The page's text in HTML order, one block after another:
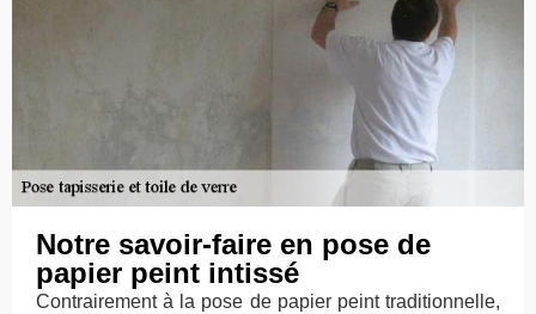
Notre savoir-faire en pose de
papier peint intissé
Contrairement à la pose de papier peint traditionnelle,